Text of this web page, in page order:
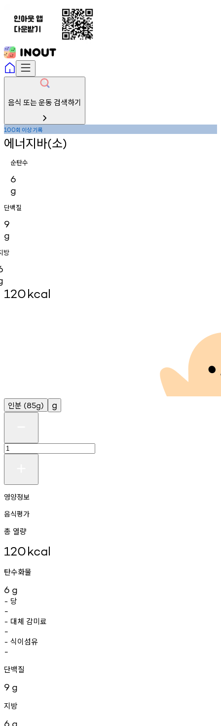
음식 또는 운동 검색하기
100회 이상기록
에너지바(소)
순탄수
6
g
단백질
9
g
방
120kcal
인분 (85g) g
영양정보
음식평가
총 열량
120kcal
탄수화물
6 g
- 당
-
- 대체 감미료
-
- 식이섬유
-
단백질
9 g
지방